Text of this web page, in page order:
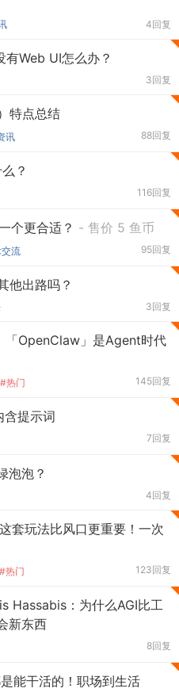
4回复
有Web UI怎么办？
3回复
特点总结
讯 88回复
？
116回复
个更合适？ - 售价 5 鱼币
流 95回复
他出路吗？
3回复
「OpenClaw」是Agent时代
#热门 145回复
含提示词
7回复
泡泡？
4回复
套玩法比风口更重要！一次
#热门 123回复
Hassabis：为什么AGI比工
新东西
8回复
能干活的！职场到生活